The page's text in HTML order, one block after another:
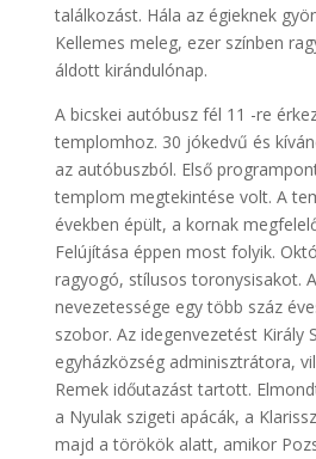
találkozást. Hála az égieknek
Kellemes meleg, ezer színben
áldott kirándulónap.
A bicskei autóbusz fél 11 -re
templomhoz. 30 jókedvű és
az autóbuszból. Első
templom megtekintése volt. A
években épült, a kornak
Felújítása éppen most folyik.
ragyogó, stílusos toronysisakot.
nevezetessége egy több száz
szobor. Az idegenvezetést Király
egyházközség adminisztrátora,
Remek időutazást tartott.
a Nyulak szigeti apácák, a
majd a törökök alatt, amikor